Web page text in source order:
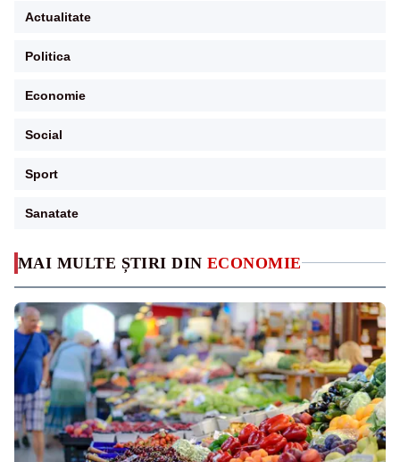
MAI MULTE ȘTIRI DIN ECONOMIE
Actualitate
Politica
Economie
Social
Sport
Sanatate